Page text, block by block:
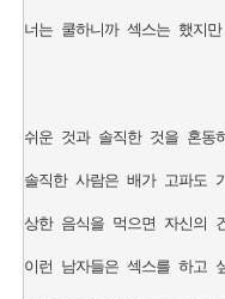
너는 쿨하니까 섹스는 했지
쉬운 것과 솔직한 것을 혼
솔직한 사람은 배가 고파도
상한 음식을 먹으면 자신의
이런 남자들은 섹스를 하고